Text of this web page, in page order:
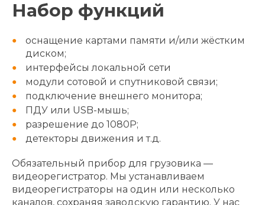
Набор функций
оснащение картами памяти и/или жёстким
диском;
интерфейсы локальной сети
модули сотовой и спутниковой связи;
подключение внешнего монитора;
ПДУ или USB-мышь;
разрешение до 1080P;
детекторы движения и т.д.
Обязательный прибор для грузовика —
видеорегистратор. Мы устанавливаем
видеорегистраторы на один или несколько
каналов, сохраняя заводскую гарантию. У нас